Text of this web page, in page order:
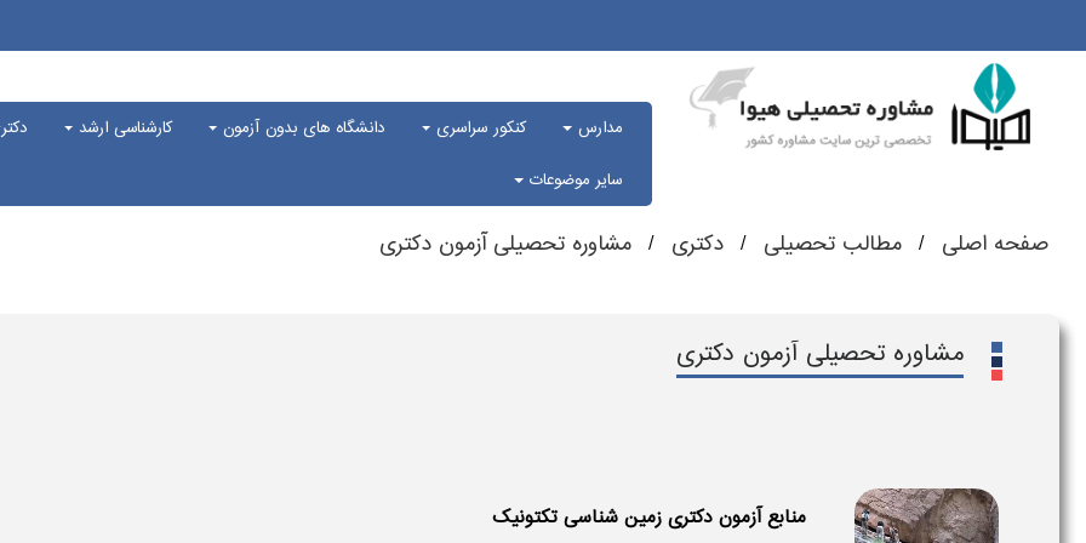
مدارس کنکور سراسری دانشگاه های بدون آزمون کارشناسی ارشد
سایر موضوعات
صفحه اصلی مطالب تحصیلی دکتری مشاوره تحصیلی آزمون دکتری
مشاوره تحصیلی آزمون دکتری
منابع آزمون دکتری زمین شناسی تکتونیک